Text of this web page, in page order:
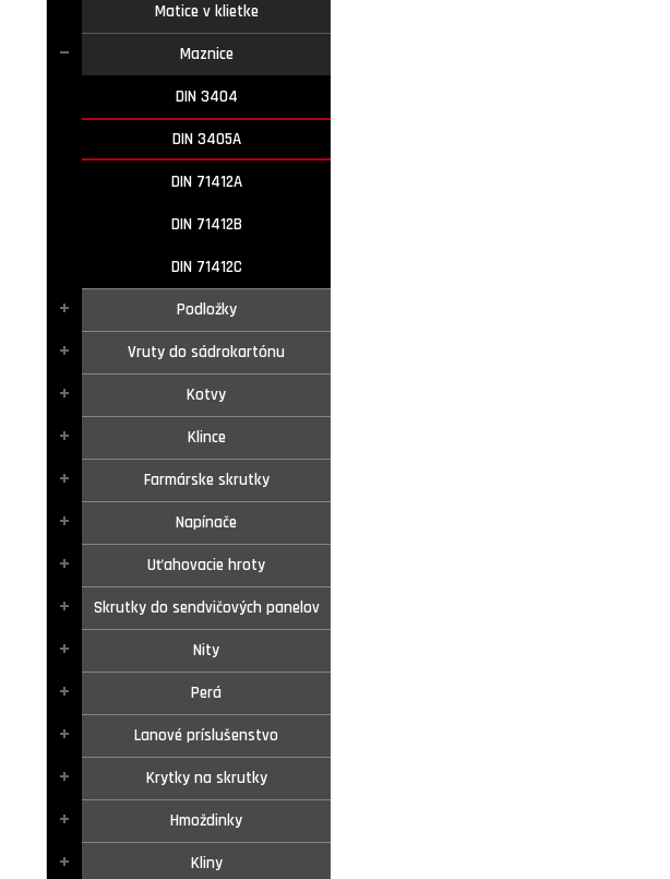
Matice v klietke
Maznice
DIN 3404
DIN 3405A
DIN 71412A
DIN 71412B
DIN 71412C
Podložky
Vruty do sádrokartónu
Kotvy
Klince
Farmárske skrutky
Napínače
Uťahovacie hroty
Skrutky do sendvičových panelov
Nity
Perá
Lanové príslušenstvo
Krytky na skrutky
Hmoždinky
Kliny